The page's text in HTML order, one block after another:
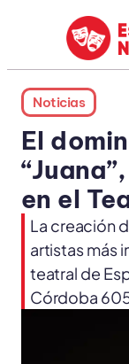
Noticias
El
en el
La creación
artistas más
teatral de
Córdoba